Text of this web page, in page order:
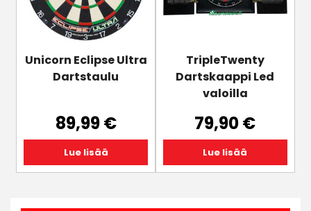
Unicorn Eclipse Ultra
Dartstaulu
89,99€
Lue lisää
TripleTwenty
Dartskaappi Led
valoilla
79,90€
Lue lisää